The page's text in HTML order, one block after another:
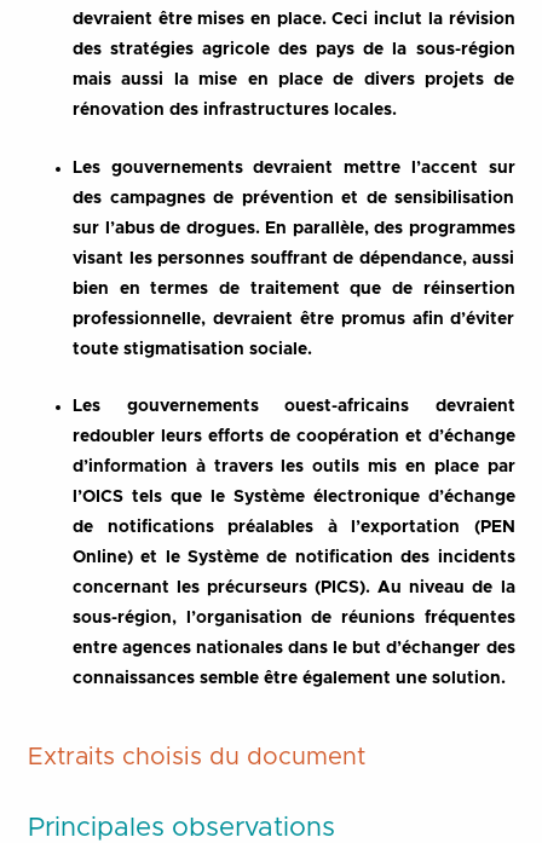
devraient être mises en place. Ceci inclut la révision
des stratégies agricole des pays de la sous-région
mais aussi la mise en place de divers projets de
rénovation des infrastructures locales.
Les gouvernements devraient mettre l’accent sur
des campagnes de prévention et de sensibilisation
sur l’abus de drogues. En parallèle, des programmes
visant les personnes souffrant de dépendance, aussi
bien en termes de traitement que de réinsertion
professionnelle, devraient être promus afin d’éviter
toute stigmatisation sociale.
Les gouvernements ouest-africains devraient
redoubler leurs efforts de coopération et d’échange
d’information à travers les outils mis en place par
l’OICS tels que le Système électronique d’échange
de notifications préalables à l’exportation (PEN
Online) et le Système de notification des incidents
concernant les précurseurs (PICS). Au niveau de la
sous-région, l’organisation de réunions fréquentes
entre agences nationales dans le but d’échanger des
connaissances semble être également une solution.
Extraits choisis du d ocument
Principales observations